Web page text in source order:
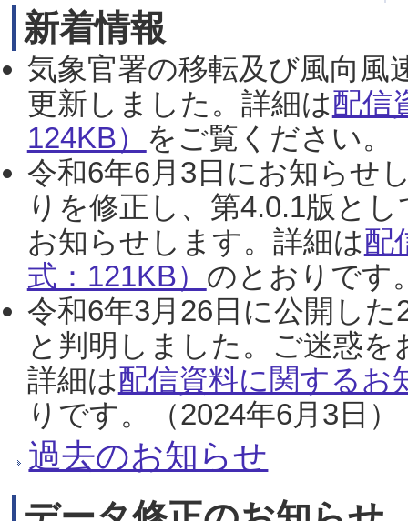
新着情報
気象官署の移転及び風向風
更新しました。詳細は配信
124KB） をご覧ください。
令和6年6月3日にお知らせ
りを修正し、第4.0.1版と
お知らせします。詳細は配
式：121KB） のとおりです
令和6年3月26日に公開し
と判明しました。ご迷惑
詳細は配信資料に関するお
りです。（2024年6月3日）
過去のお知らせ